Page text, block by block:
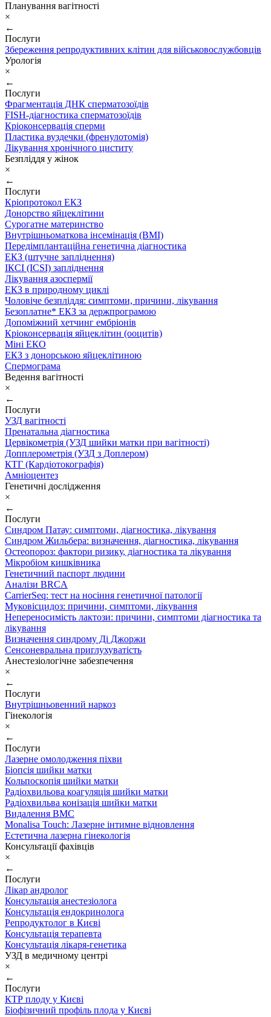
Планування вагітності
×
←
Послуги
Збереження репродуктивних клітин для військовослужбовців
Урологія
×
←
Послуги
Фрагментація ДНК сперматозоїдів
FISH-діагностика сперматозоїдів
Кріоконсервація сперми
Пластика вуздечки (френулотомія)
Лікування хронічного циститу
Безпліддя у жінок
×
←
Послуги
Кріопротокол ЕКЗ
Донорство яйцеклітини
Сурогатне материнство
Внутрішньоматкова інсемінація (ВМІ)
Передімплантаційна генетична діагностика
ЕКЗ (штучне запліднення)
ІКСІ (ICSI) запліднення
Лікування азоспермії
ЕКЗ в природному циклі
Чоловіче безпліддя: симптоми, причини, лікування
Безоплатне* ЕКЗ за держпрограмою
Допоміжний хетчинг ембріонів
Кріоконсервація яйцеклітин (ооцитів)
Міні ЕКО
ЕКЗ з донорською яйцеклітиною
Спермограма
Ведення вагітності
×
←
Послуги
УЗД вагітності
Пренатальна діагностика
Цервікометрія (УЗД шийки матки при вагітності)
Допплерометрія (УЗД з Доплером)
КТГ (Кардіотокографія)
Амніоцентез
Генетичні дослідження
×
←
Послуги
Синдром Патау: симптоми, дiагностика, лiкування
Синдром Жильбера: визначення, діагностика, лікування
Остеопороз: фактори ризику, діагностика та лікування
Мікробіом кишківника
Генетичний паспорт людини
Аналізи BRCA
CarrierSeq: тест на носіння генетичної патології
Муковісцидоз: причини, симптоми, лікування
Непереносимість лактози: причини, симптоми діагностика та
лікування
Визначення синдрому Ді Джоржи
Сенсоневральна приглухуватість
Анестезіологічне забезпечення
×
←
Послуги
Внутрішньовенний наркоз
Гінекологія
×
←
Послуги
Лазерне омолодження піхви
Біопсія шийки матки
Кольпоскопія шийки матки
Радіохвильова коагуляція шийки матки
Радіохвильва конізація шийки матки
Видалення ВМС
Monalisa Touch: Лазерне інтимне відновлення
Естетична лазерна гінекологія
Консультації фахівців
×
←
Послуги
Лікар андролог
Консультація анестезіолога
Консультація ендокринолога
Репродуктолог в Києві
Консультація терапевта
Консультація лікаря-генетика
УЗД в медичному центрі
×
←
Послуги
КТР плоду у Києві
Біофізичний профіль плода у Києві